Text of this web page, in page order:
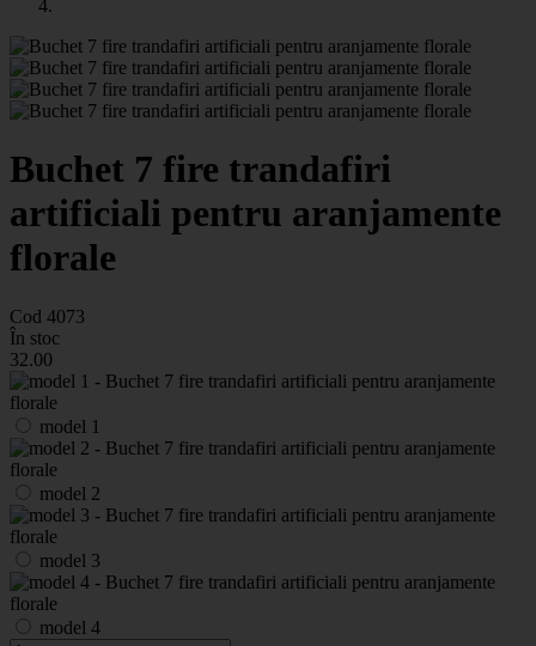
Buchet 7 fire trandafiri
artificiali pentru aranjamente
florale
Cod 4073
În stoc
32.00
model 1
model 2
model 3
model 4